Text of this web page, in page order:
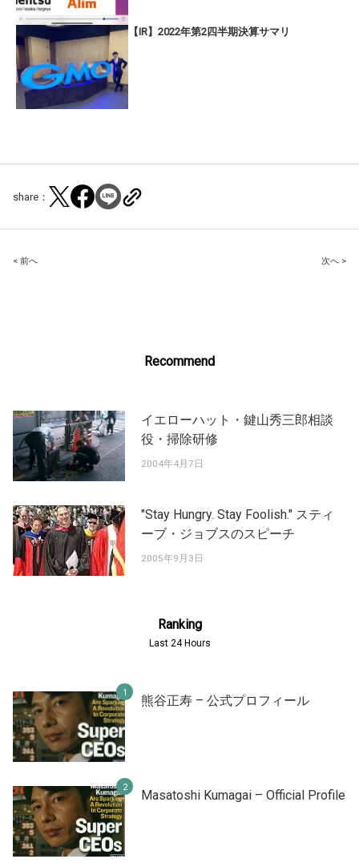
【IR】2022年第2四半期決算サマリ
share：
Post
< 前へ 次へ >
Recommend
イエローハット・鍵山秀三郎相談
役・掃除研修
2004年4月7日
"Stay Hungry. Stay Foolish." スティ
ーブ・ジョブスのスピーチ
2005年9月3日
Ranking
Last 24 Hours
熊谷正寿 – 公式プロフィール
Masatoshi Kumagai – Official Profile